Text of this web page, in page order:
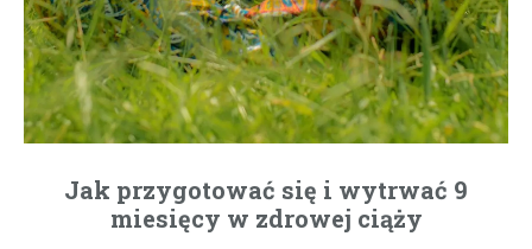
Jak przygotować się i wytrwać 9
miesięcy w zdrowej ciąży